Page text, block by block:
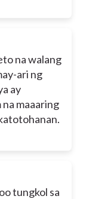
na walang
ari ng
ay
na maaaring
tungkol sa